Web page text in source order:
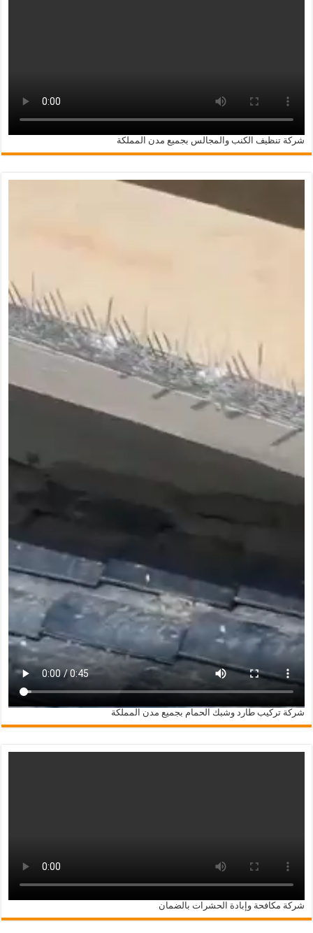
شركة تنظيف الكنب والمجالس بجميع مدن المملكة
شركة تركيب طارد وشبك الحمام بجميع مدن المملكة
شركة مكافحة وإبادة الحشرات بالضمان